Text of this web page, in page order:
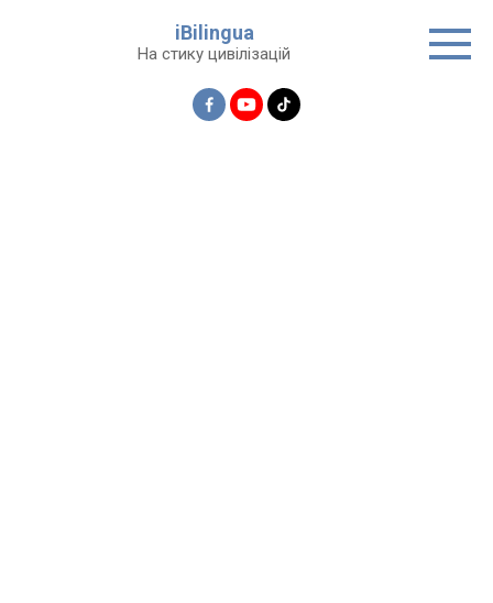
iBilingua
На стику цивілізацій